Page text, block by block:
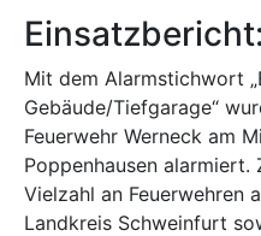
Einsatzbericht:
Mit dem Alarmstichwort
Gebäude/Tiefgarage“
Feuerwehr Werneck am
Poppenhausen alarmiert.
Vielzahl an Feuerwehren
Landkreis Schweinfurt